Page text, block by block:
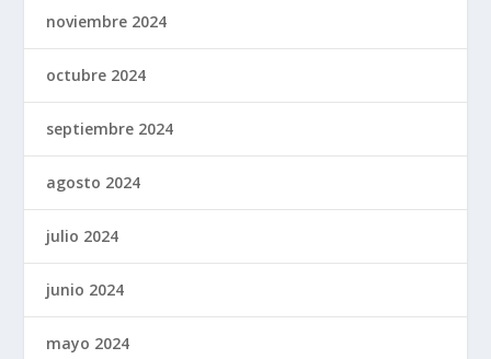
noviembre 2024
octubre 2024
septiembre 2024
agosto 2024
julio 2024
junio 2024
mayo 2024